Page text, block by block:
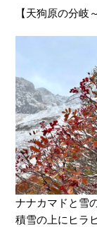
【天狗原の分岐
ナナカマドと雪
積雪の上にヒラ